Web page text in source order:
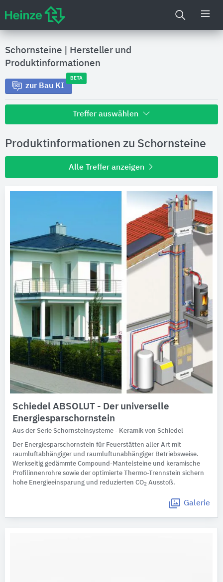
Schornsteine
Hersteller und
Produktinformationen
zur Bau KI
BETA
Treffer auswählen
Hersteller
Ausschreibungstexte
CAD-Details
Architekturobjekte
Expertenprofile
Produktinformationen zu Schornsteine
Alle Treffer anzeigen
Schiedel ABSOLUT - Der universelle
Energiesparschornstein
Aus der Serie Schornsteinsysteme - Keramik von Schiedel
Der Energiesparschornstein für Feuerstätten aller Art mit
raumluftabhängiger und raumluftunabhängiger Betriebsweise.
Werkseitig gedämmte Compound-Mantelsteine und keramische
Profilinnenrohre sowie der optimierte Thermo-Trennstein sichern
hohe Energieeinsparung und reduzierten CO2 Ausstoß.
Galerie